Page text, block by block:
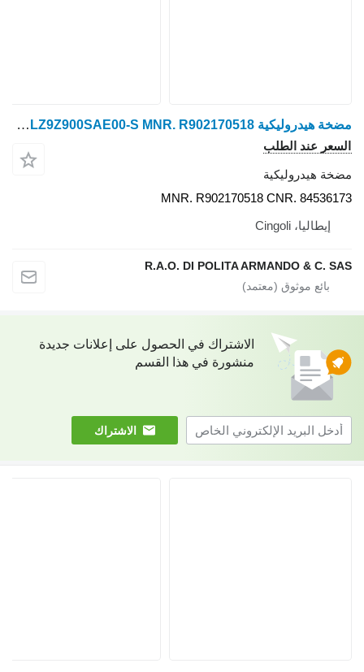
مضخة هيدروليكية Rexroth A41CTZ110-90EPA0T/10MLZ9Z900SAE00-S MNR. R902170518 لـ جرار بعجلات New Holland T7030,T7040
السعر عند الطلب
مضخة هيدروليكية
MNR. R902170518 CNR. 84536173
إيطاليا، Cingoli
R.A.O. DI POLITA ARMANDO & C. SAS
الاشتراك في الحصول على إعلانات جديدة
منشورة في هذا القسم
الاشتراك